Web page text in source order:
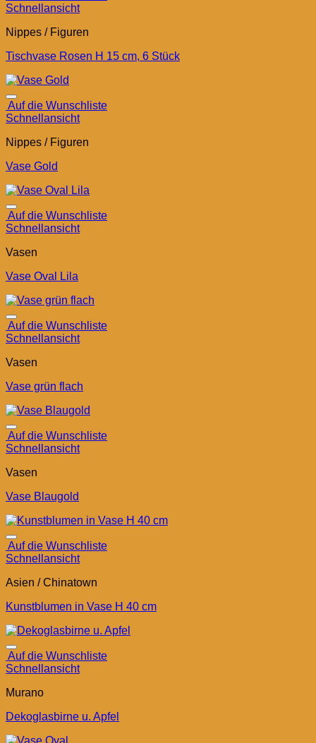
Schnellansicht
Nippes / Figuren
Tischvase Rosen H 15 cm, 6 Stück
Auf die Wunschliste
Schnellansicht
Nippes / Figuren
Vase Gold
Auf die Wunschliste
Schnellansicht
Vasen
Vase Oval Lila
Auf die Wunschliste
Schnellansicht
Vasen
Vase grün flach
Auf die Wunschliste
Schnellansicht
Vasen
Vase Blaugold
Auf die Wunschliste
Schnellansicht
Asien / Chinatown
Kunstblumen in Vase H 40 cm
Auf die Wunschliste
Schnellansicht
Murano
Dekoglasbirne u. Apfel